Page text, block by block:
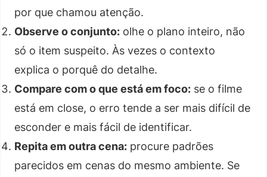
por que chamou atenção.
Observe o conjunto: olhe o plano inteiro, não
só o item suspeito. Às vezes o contexto
explica o porquê do detalhe.
Compare com o que está em foco: se o filme
está em close, o erro tende a ser mais difícil de
esconder e mais fácil de identificar.
Repita em outra cena: procure padrões
parecidos em cenas do mesmo ambiente. Se